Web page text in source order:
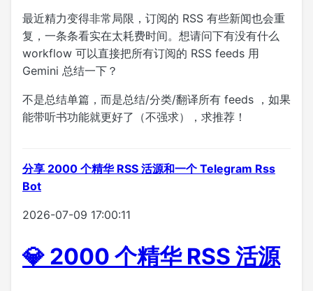
最近精力变得非常局限，订阅的 RSS 有些新闻也会重
复，一条条看实在太耗费时间。想请问下有没有什么
workflow 可以直接把所有订阅的 RSS feeds 用
Gemini 总结一下？
不是总结单篇，而是总结/分类/翻译所有 feeds ，如果
能带听书功能就更好了（不强求），求推荐！
分享 2000 个精华 RSS 活源和一个 Telegram Rss
Bot
2026-07-09 17:00:11
💎 2000 个精华 RSS 活源